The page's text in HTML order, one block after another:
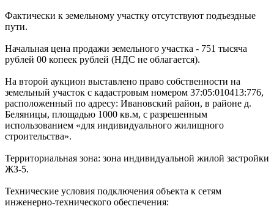
Фактически к земельному участку отсутствуют подъездные
пути.
Начальная цена продажи земельного участка - 751 тысяча
рублей 00 копеек рублей (НДС не облагается).
На второй аукцион выставлено право собственности на
земельный участок с кадастровым номером 37:05:010413:776,
расположенный по адресу: Ивановский район, в районе д.
Беляницы, площадью 1000 кв.м, с разрешенным
использованием «для индивидуального жилищного
строительства».
Территориальная зона: зона индивидуальной жилой застройки
ЖЗ-5.
Технические условия подключения объекта к сетям
инженерно-технического обеспечения: